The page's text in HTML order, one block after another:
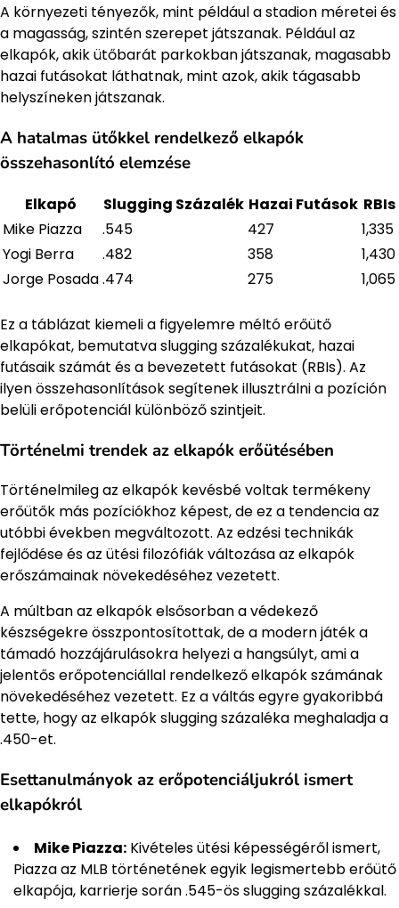
A környezeti tényezők, mint például a stadion méretei és
a magasság, szintén szerepet játszanak. Például az
elkapók, akik ütőbarát parkokban játszanak, magasabb
hazai futásokat láthatnak, mint azok, akik tágasabb
helyszíneken játszanak.
A hatalmas ütőkkel rendelkező elkapók
összehasonlító elemzése
Elkapó Slugging Százalék Hazai Futások RBIs
Mike Piazza
.545 427
1,335
Yogi Berra
.482 358
1,430
Jorge Posada.474 275 1,065
Ez a táblázat kiemeli a figyelemre méltó erőütő
elkapókat, bemutatva slugging százalékukat, hazai
futásaik számát és a bevezetett futásokat (RBIs). Az
ilyen összehasonlítások segítenek illusztrálni a pozíción
belüli erőpotenciál különböző szintjeit.
Történelmi trendek az elkapók erőütésében
Történelmileg az elkapók kevésbé voltak termékeny
erőütők más pozíciókhoz képest, de ez a tendencia az
utóbbi években megváltozott. Az edzési technikák
fejlődése és az ütési filozófiák változása az elkapók
erőszámainak növekedéséhez vezetett.
A múltban az elkapók elsősorban a védekező
készségekre összpontosítottak, de a modern játék a
támadó hozzájárulásokra helyezi a hangsúlyt, ami a
jelentős erőpotenciállal rendelkező elkapók számának
növekedéséhez vezetett. Ez a váltás egyre gyakoribbá
tette, hogy az elkapók slugging százaléka meghaladja a
.450-et.
Esettanulmányok az erőpotenciáljukról ismert
elkapókról
Mike Piazza: Kivételes ütési képességéről ismert,
Piazza az MLB történetének egyik legismertebb erőütő
elkapója, karrierje során .545-ös slugging százalékkal.